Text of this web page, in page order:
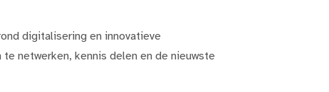
digitalisering en innovatieve
netwerken, kennis delen en de nieuwste